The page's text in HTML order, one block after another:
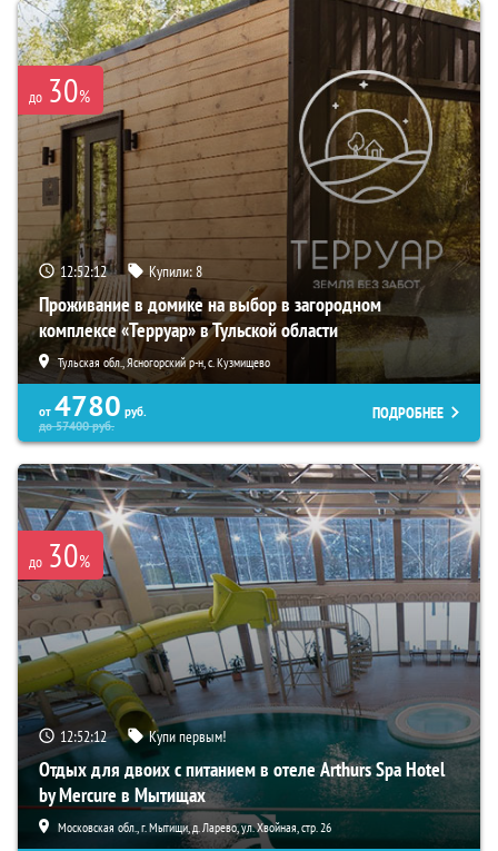
до 30%
12:52:10 Купили:8
Проживание в домике на выбор в загородном
комплексе «Терруар» в Тульской области
Тульская обл., Ясногорский р-н, с. Кузмищево
от 4780 руб.
до57400руб.
ПОДРОБНЕЕ
до 30%
12:52:10 Купи первым!
Отдых для двоих с питанием в отеле Arthurs Spa Hotel
by Mercure в Мытищах
Московская обл., г. Мытищи, д. Ларево, ул. Хвойная, стр. 26